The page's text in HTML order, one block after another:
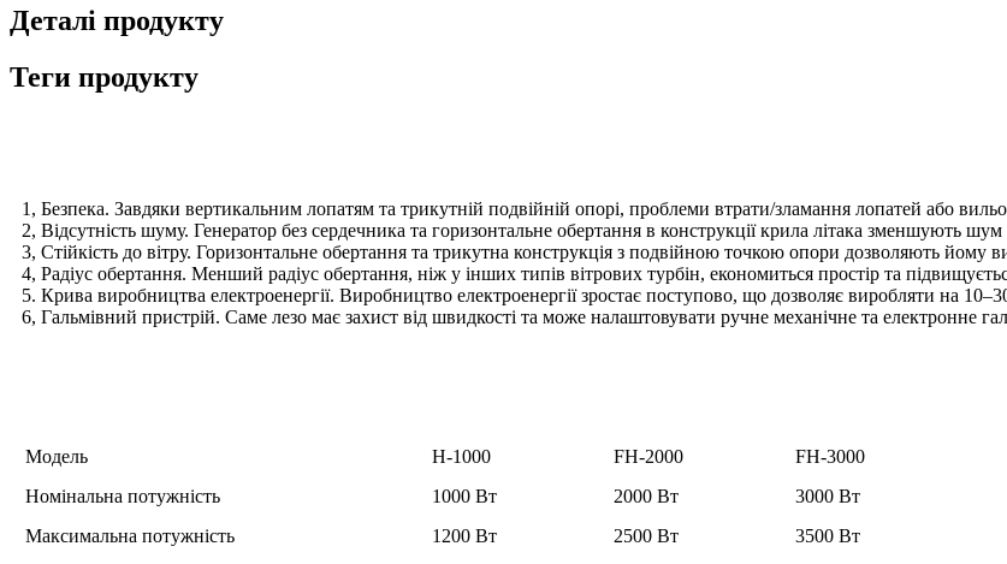
Деталі продукту
Теги продукту
1, Безпека. Завдяки вертикальним лопатям та трикутній подвійній опорі, проблеми втрати/зламання лопатей або
2, Відсутність шуму. Генератор без сердечника та горизонтальне обертання в конструкції крила літака зменшують
3, Стійкість до вітру. Горизонтальне обертання та трикутна конструкція з подвійною точкою опори дозволяють йому
4, Радіус обертання. Менший радіус обертання, ніж у інших типів вітрових турбін, економиться простір та
5. Крива виробництва електроенергії. Виробництво електроенергії зростає поступово, що дозволяє виробляти на
6, Гальмівний пристрій. Саме лезо має захист від швидкості та може налаштовувати ручне механічне та електронне
Модель H-1000 FH-2000
FH-3000
Номінальна потужність
1000 Вт 2000 Вт
3000 Вт
Максимальна потужність
1200 Вт 2500 Вт
3500 Вт